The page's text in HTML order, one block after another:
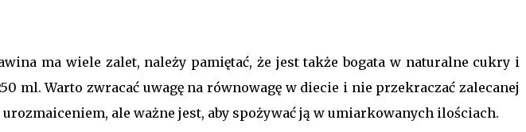
ma wiele zalet, należy pamiętać, że jest także bogata w naturalne cukry i
ml. Warto zwracać uwagę na równowagę w diecie i nie przekraczać zalecanej
ale ważne jest, aby spożywać ją w umiarkowanych ilościach.